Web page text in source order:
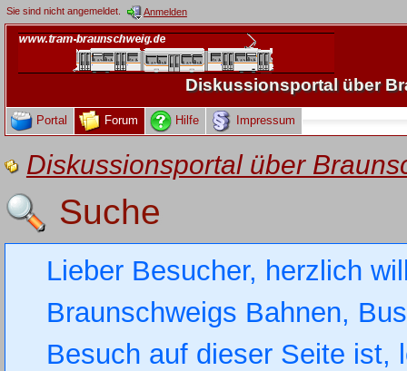
Sie sind nicht angemeldet. Anmelden
Diskussionsportal über
Portal Forum Hilfe Impressum
Diskussionsportal über
Suche
Lieber Besucher, herzlich
Braunschweigs Bahnen,
Besuch auf dieser Seite